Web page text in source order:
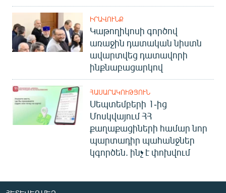
ԻՐԱՎՈՒՆՔ
Կաթողիկոսի գործով
առաջին դատական նիստն
ավարտվեց դատավորի
ինքնաբացարկով
ՀԱՍԱՐԱԿՈՒԹՅՈՒՆ
Սեպտեմբերի 1-ից
Մոսկվայում ՀՀ
քաղաքացիների համար նոր
պարտադիր պահանջներ
կգործեն. ինչ է փոխվում